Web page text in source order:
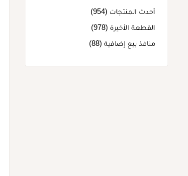
أحدث المنتجات (954)
القطعة الأخيرة (978)
منافذ بيع إضافية (88)